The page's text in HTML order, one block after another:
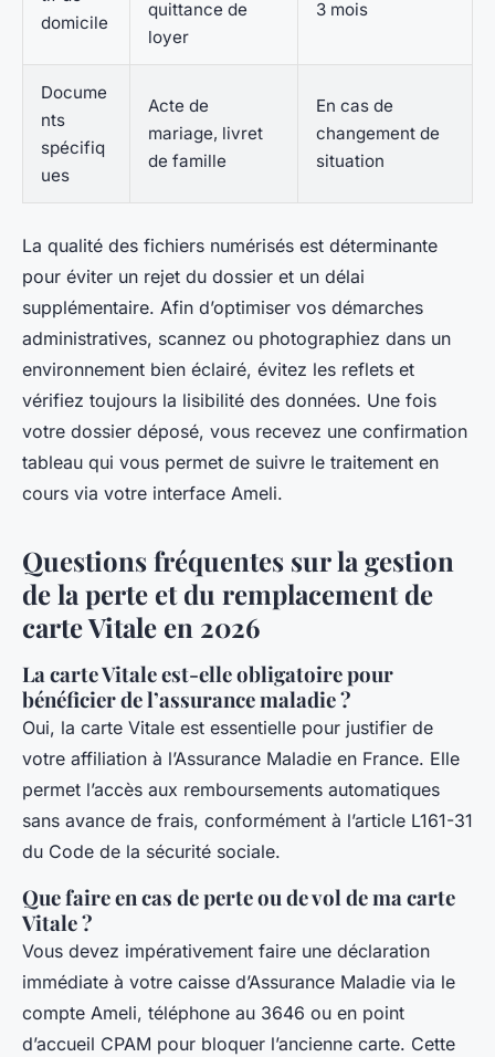
domicile
quittance de
loyer
3 mois
Docume
nts
spécifiq
ues
Acte de
mariage, livret
de famille
En cas de
changement de
situation
La qualité des fichiers numérisés est déterminante
pour éviter un rejet du dossier et un délai
supplémentaire. Afin d’optimiser vos démarches
administratives, scannez ou photographiez dans un
environnement bien éclairé, évitez les reflets et
vérifiez toujours la lisibilité des données. Une fois
votre dossier déposé, vous recevez une confirmation
tableau qui vous permet de suivre le traitement en
cours via votre interface Ameli.
Questions fréquentes sur la gestion
de la perte et du remplacement de
carte Vitale en 2026
La carte Vitale est-elle obligatoire pour
bénéficier de l’assurance maladie ?
Oui, la carte Vitale est essentielle pour justifier de
votre affiliation à l’Assurance Maladie en France. Elle
permet l’accès aux remboursements automatiques
sans avance de frais, conformément à l’article L161-31
du Code de la sécurité sociale.
Que faire en cas de perte ou de vol de ma carte
Vitale ?
Vous devez impérativement faire une déclaration
immédiate à votre caisse d’Assurance Maladie via le
compte Ameli, téléphone au 3646 ou en point
d’accueil CPAM pour bloquer l’ancienne carte. Cette